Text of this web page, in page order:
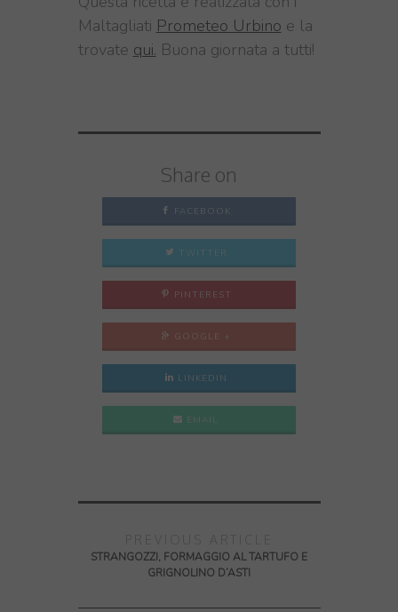
Maltagliati Prometeo Urbino e la
trovate qui. Buona giornata a tutti!
Share on
FACEBOOK
TWITTER
PINTEREST
GOOGLE +
LINKEDIN
EMAIL
STRANGOZZI, FORMAGGIO AL TARTUFO E
GRIGNOLINO D’ASTI